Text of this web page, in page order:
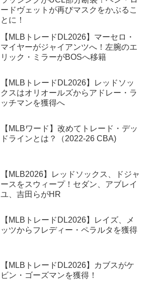
ードヴェットが再びマスクをかぶるこ
とに！
【MLBトレードDL2026】マーセロ・
マイヤーがジャイアンツへ！左腕のエ
リック・ミラーがBOSへ移籍
【MLBトレードDL2026】レッドソッ
クスはオリオールズからアドレー・ラ
ッチマンを獲得へ
【MLBワード】改めてトレード・デッ
ドラインとは？（2022-26 CBA)
【MLB2026】レッドソックス、ドジャ
ースをスウィープ！セダン、アブレイ
ユ、吉田らがHR
【MLBトレードDL2026】レイズ、メ
ッツからフレディー・ペラルタを獲得
【MLBトレードDL2026】カブスがケ
ビン・ゴーズマンを獲得！